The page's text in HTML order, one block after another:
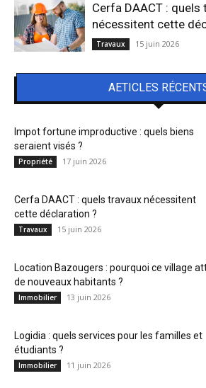
Cerfa DAACT : quels
nécessitent cette
Travaux 15 juin 2026
AETICLES
Impot fortune improductive : quels biens
seraient visés ?
Propriété 17 juin 2026
Cerfa DAACT : quels travaux nécessitent
cette déclaration ?
Travaux 15 juin 2026
Location Bazougers : pourquoi ce village
de nouveaux habitants ?
Immobilier 13 juin 2026
Logidia : quels services pour les familles et
étudiants ?
Immobilier 11 juin 2026